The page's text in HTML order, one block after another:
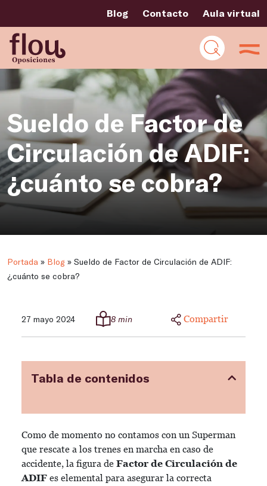
Blog Contacto Aula virtual
Sueldo de Factor de
Circulación de ADIF:
¿cuánto se cobra?
Portada » Blog » Sueldo de Factor de Circulación de ADIF:
¿cuánto se cobra?
27 mayo 2024 8 min Compartir
Tabla de contenidos
Como de momento no contamos con un Superman
que rescate a los trenes en marcha en caso de
accidente, la figura de Factor de Circulación de
ADIF es elemental para asegurar la correcta